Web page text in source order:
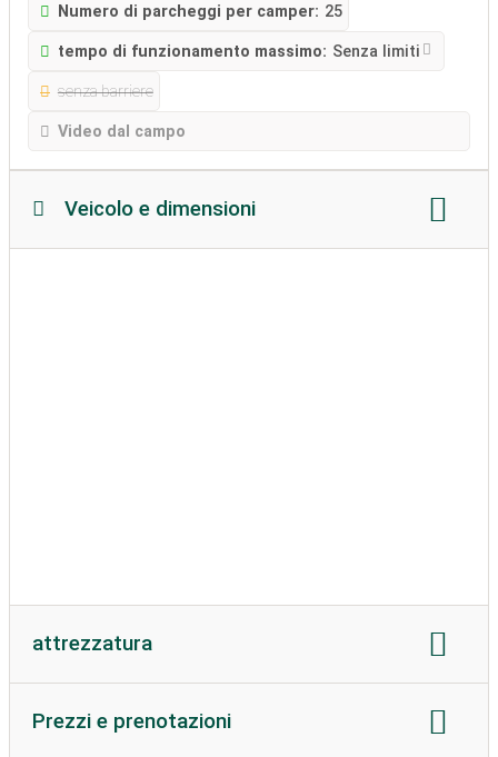
Numero di parcheggi per camper: 25
tempo di funzionamento massimo: Senza limiti
senza barriere
Video dal campo
Veicolo e dimensioni
attrezzatura
Prezzi e prenotazioni